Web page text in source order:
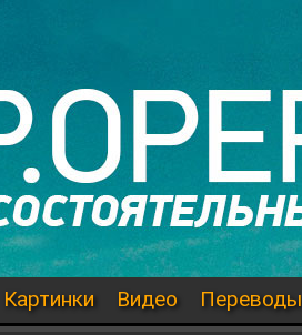
Картинки Видео Переводы